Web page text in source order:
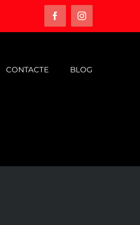
FacebookInstagram
CONTACTE BLOG